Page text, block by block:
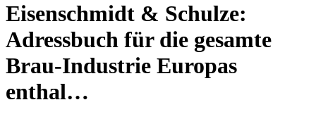
Eisenschmidt & Schulze:
Adressbuch für die gesamte
Brau-Industrie Europas
enthal…